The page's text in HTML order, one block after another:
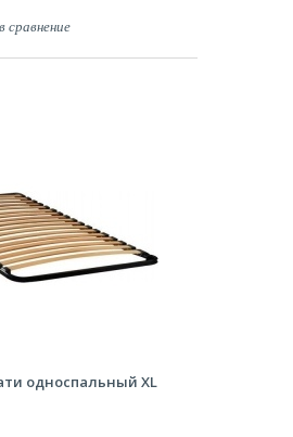
сравнение
односпальный XL